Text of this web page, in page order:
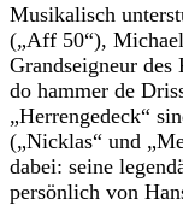
Musikalisch
(„Aff 50“),
Grandseigneur
do hammer de
„Herrengedeck“
(„Nicklas“ und
dabei: seine
persönlich von